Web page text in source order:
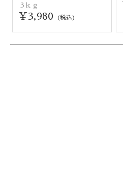
3ｋｇ
￥3,980 (税込)